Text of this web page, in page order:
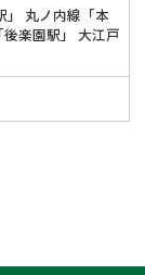
」 丸ノ内線「本
楽園駅」 大江戸